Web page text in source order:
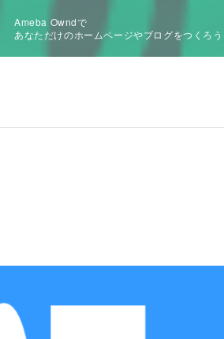
Ameba Owndで
あなただけのホームページやブログをつくろう